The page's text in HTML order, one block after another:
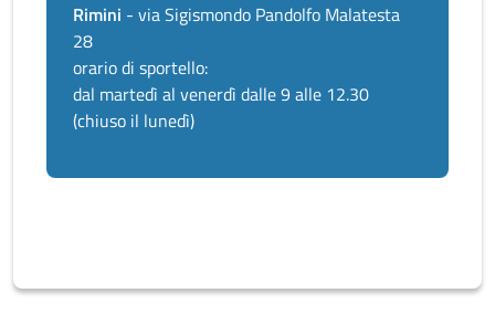
Rimini - via Sigismondo Pandolfo Malatesta
28
orario di sportello:
dal martedì al venerdì dalle 9 alle 12.30
(chiuso il lunedì)